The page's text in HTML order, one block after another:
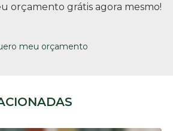
orçamento grátis agora mesmo!
meu orçamento